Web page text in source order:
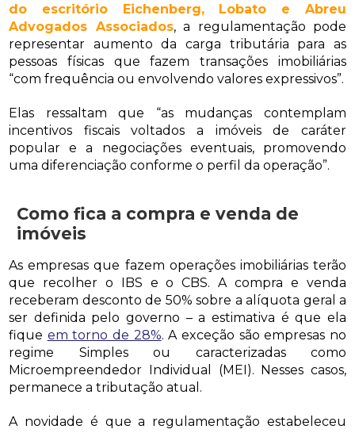
do escritório Eichenberg, Lobato e Abreu
Advogados Associados, a regulamentação pode
representar aumento da carga tributária para as
pessoas físicas que fazem transações imobiliárias
“com frequência ou envolvendo valores expressivos”.
Elas ressaltam que “as mudanças contemplam
incentivos fiscais voltados a imóveis de caráter
popular e a negociações eventuais, promovendo
uma diferenciação conforme o perfil da operação”.
Como fica a compra e venda de
imóveis
As empresas que fazem operações imobiliárias terão
que recolher o IBS e o CBS. A compra e venda
receberam desconto de 50% sobre a alíquota geral a
ser definida pelo governo – a estimativa é que ela
fique em torno de 28%. A exceção são empresas no
regime Simples ou caracterizadas como
Microempreendedor Individual (MEI). Nesses casos,
permanece a tributação atual.
A novidade é que a regulamentação estabeleceu